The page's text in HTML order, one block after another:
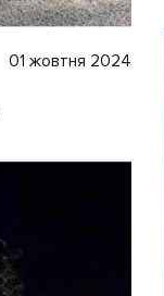
01 жовтня 2024